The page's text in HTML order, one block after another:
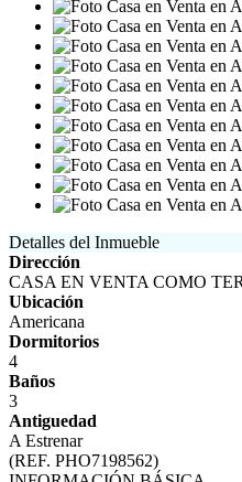
Detalles del Inmueble
Dirección
CASA EN VENTA COMO
Ubicación
Americana
Dormitorios
4
Baños
3
Antiguedad
A Estrenar
(REF. PHO7198562)